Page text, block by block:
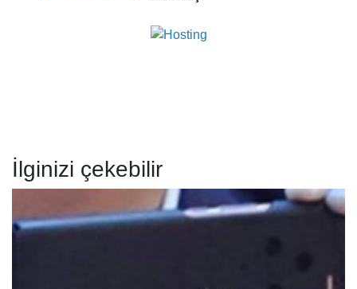
İlginizi çekebilir